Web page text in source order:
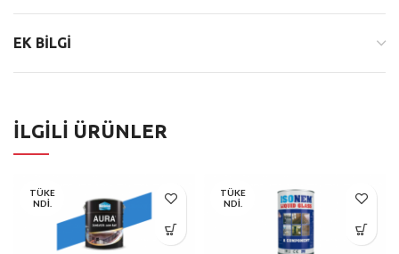
EK BILGI
İLGILI ÜRÜNLER
TÜKE
NDI.
TÜKE
NDI.